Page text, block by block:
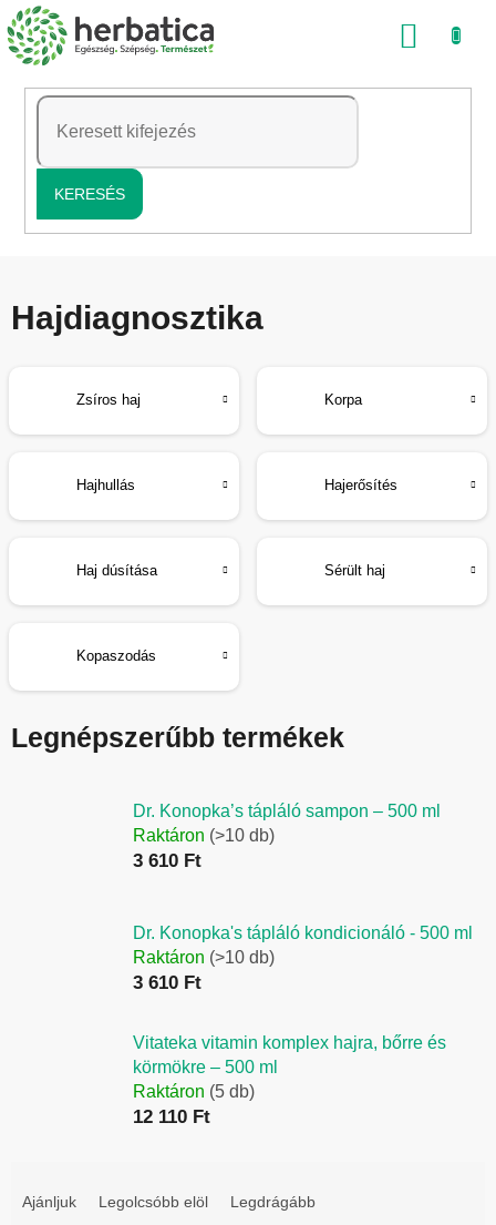
Ugrás
a
tartalomhoz
KERESÉS
Hajdiagnosztika
Zsíros haj Korpa
Hajhullás Hajerősítés
Haj dúsítása Sérült haj
Kopaszodás
Legnépszerűbb termékek
Dr. Konopka’s tápláló sampon – 500 ml
Raktáron (>10 db)
3 610 Ft
Dr. Konopka's tápláló kondicionáló - 500 ml
Raktáron (>10 db)
3 610 Ft
Vitateka vitamin komplex hajra, bőrre és
körmökre – 500 ml
Raktáron (5 db)
12 110 Ft
eAjánljuk Legolcsóbb elöl Legdrágább